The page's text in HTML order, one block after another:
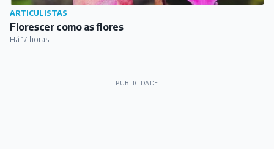
ARTICULISTAS
Florescer como as flores
Há 17 horas
PUBLICIDADE